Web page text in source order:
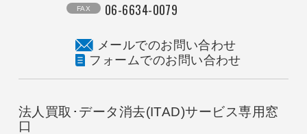
FAX 06-6634-0079
メールでのお問い合わせ
フォームでのお問い合わせ
法人買取･データ消去(ITAD)サービス専用窓
口